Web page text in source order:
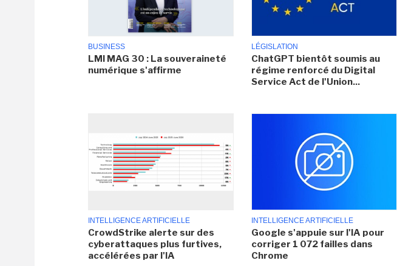
BUSINESS
LMI MAG 30 : La souveraineté
numérique s'affirme
LÉGISLATION
ChatGPT bientôt soumis au
régime renforcé du Digital
Service Act de l'Union...
INTELLIGENCE ARTIFICIELLE
CrowdStrike alerte sur des
cyberattaques plus furtives,
accélérées par l'IA
INTELLIGENCE ARTIFICIELLE
Google s'appuie sur l'IA pour
corriger 1 072 failles dans
Chrome